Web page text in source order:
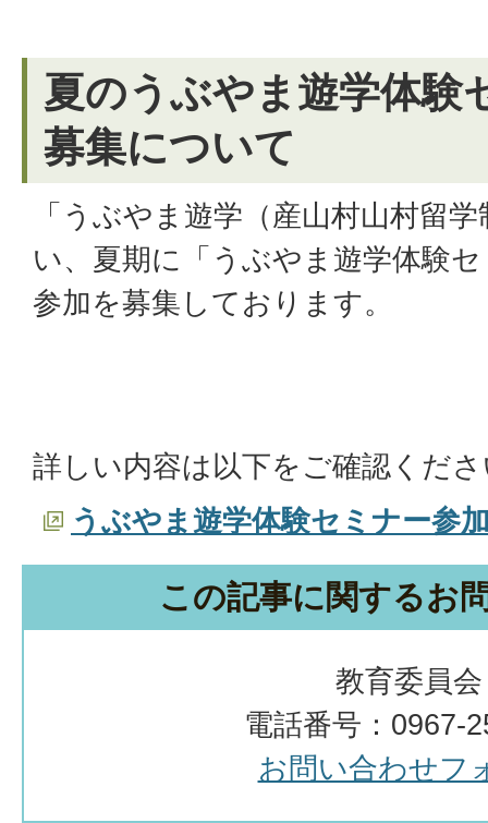
夏のうぶやま遊学体験
募集について
「うぶやま遊学（産山村山村留
い、夏期に「うぶやま遊学体験
参加を募集しております。
詳しい内容は以下をご確認くだ
うぶやま遊学体験セミナー参
この記事に関するお
教育委員会
電話番号：0967-
お問い合わせフ